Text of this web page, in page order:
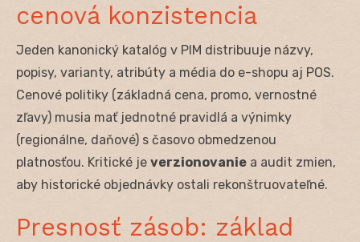
cenová konzistencia
Jeden kanonický katalóg v PIM distribuuje názvy,
popisy, varianty, atribúty a média do e-shopu aj POS.
Cenové politiky (základná cena, promo, vernostné
zľavy) musia mať jednotné pravidlá a výnimky
(regionálne, daňové) s časovo obmedzenou
platnosťou. Kritické je verzionovanie a audit zmien,
aby historické objednávky ostali rekonštruovateľné.
Presnosť zásob: základ